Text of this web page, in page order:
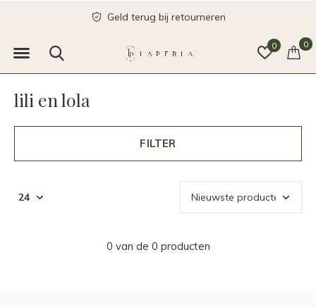
0 0
Geld terug bij retourneren
lili en lola
FILTER
0 van de 0 producten